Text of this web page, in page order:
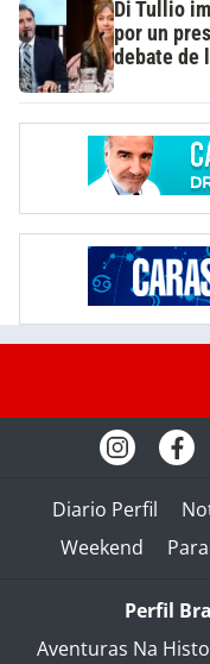
Di Tullio
por un
debate de
Diario Perfil
Weekend
Perfil
Aventuras Na